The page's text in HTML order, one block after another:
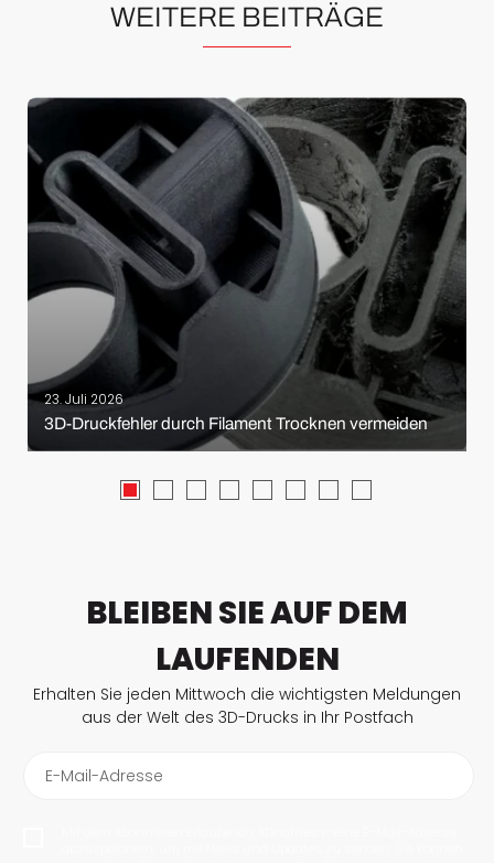
WEITERE BEITRÄGE
23. Juli 2026
3D-Druckfehler durch Filament Trocknen vermeiden
BLEIBEN SIE AUF DEM
LAUFENDEN
Erhalten Sie jeden Mittwoch die wichtigsten Meldungen
aus der Welt des 3D-Drucks in Ihr Postfach
E-Mail-Adresse